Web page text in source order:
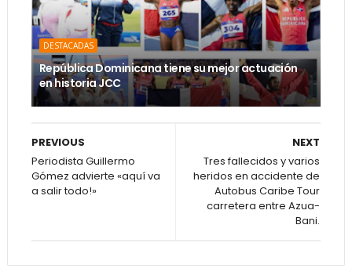
DESTACADAS
República Dominicana tiene su mejor actuación
en historia JCC
NEXT
Tres fallecidos y varios
heridos en accidente de
Autobus Caribe Tour
carretera entre Azua-
Bani.
PREVIOUS
Periodista Guillermo
Gómez advierte «aquí va
a salir todo!»